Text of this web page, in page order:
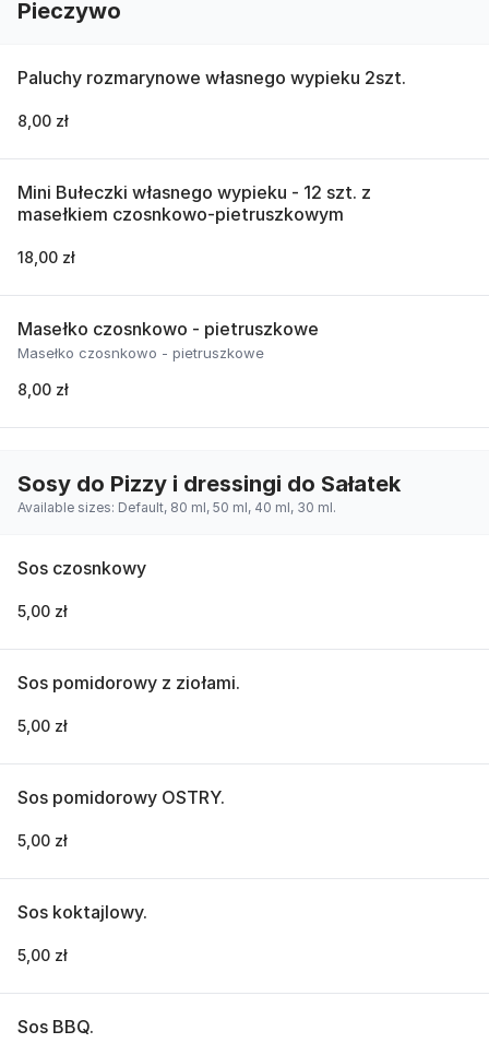
Pieczywo
Paluchy rozmarynowe własnego wypieku 2szt.
8,00 zł
Mini Bułeczki własnego wypieku - 12 szt. z
masełkiem czosnkowo-pietruszkowym
18,00 zł
Masełko czosnkowo - pietruszkowe
Masełko czosnkowo - pietruszkowe
8,00 zł
Sosy do Pizzy i dressingi do Sałatek
Available sizes: Default, 80 ml, 50 ml, 40 ml, 30 ml.
Sos czosnkowy
5,00 zł
Sos pomidorowy z ziołami.
5,00 zł
Sos pomidorowy OSTRY.
5,00 zł
Sos koktajlowy.
5,00 zł
Sos BBQ.